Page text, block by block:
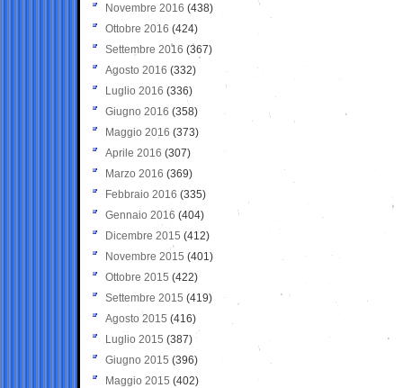
Novembre 2016 (438)
Ottobre 2016 (424)
Settembre 2016 (367)
Agosto 2016 (332)
Luglio 2016 (336)
Giugno 2016 (358)
Maggio 2016 (373)
Aprile 2016 (307)
Marzo 2016 (369)
Febbraio 2016 (335)
Gennaio 2016 (404)
Dicembre 2015 (412)
Novembre 2015 (401)
Ottobre 2015 (422)
Settembre 2015 (419)
Agosto 2015 (416)
Luglio 2015 (387)
Giugno 2015 (396)
Maggio 2015 (402)